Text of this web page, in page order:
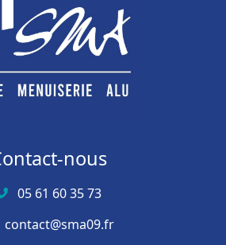
nous
05 61 60 35 73
contact@sma09.fr